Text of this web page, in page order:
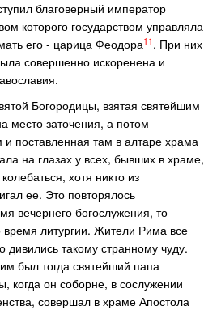
благоверный император
которого государством управляла
его - царица Феодора11 . При них
совершенно искоренена и
Богородицы, взятая святейшим
место заточения, а потом
поставленная там в алтаре храма
на глазах у всех, бывших в храме,
хотя никто из
ее. Это повторялось
вечернего богослужения, то
время литургии. Жители Рима все
такому странному чуду.
был тогда святейший папа
когда он соборне, в сослужении
совершал в храме Апостола